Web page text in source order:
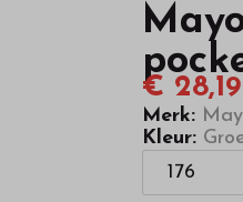
€ 28,19
Merk:
Kleur: